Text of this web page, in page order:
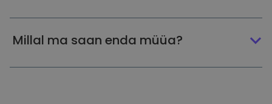
Millal ma saan enda müüa?